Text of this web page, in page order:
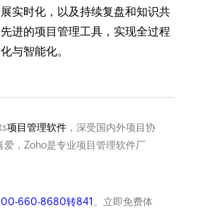
实时化，以及持续复盘和知识共
进的项目管理工具，实现全过程
与智能化。
项目管理软件，深受国内外项目协
爱，Zoho是专业项目管理软件厂
660-8680转841 。立即免费体